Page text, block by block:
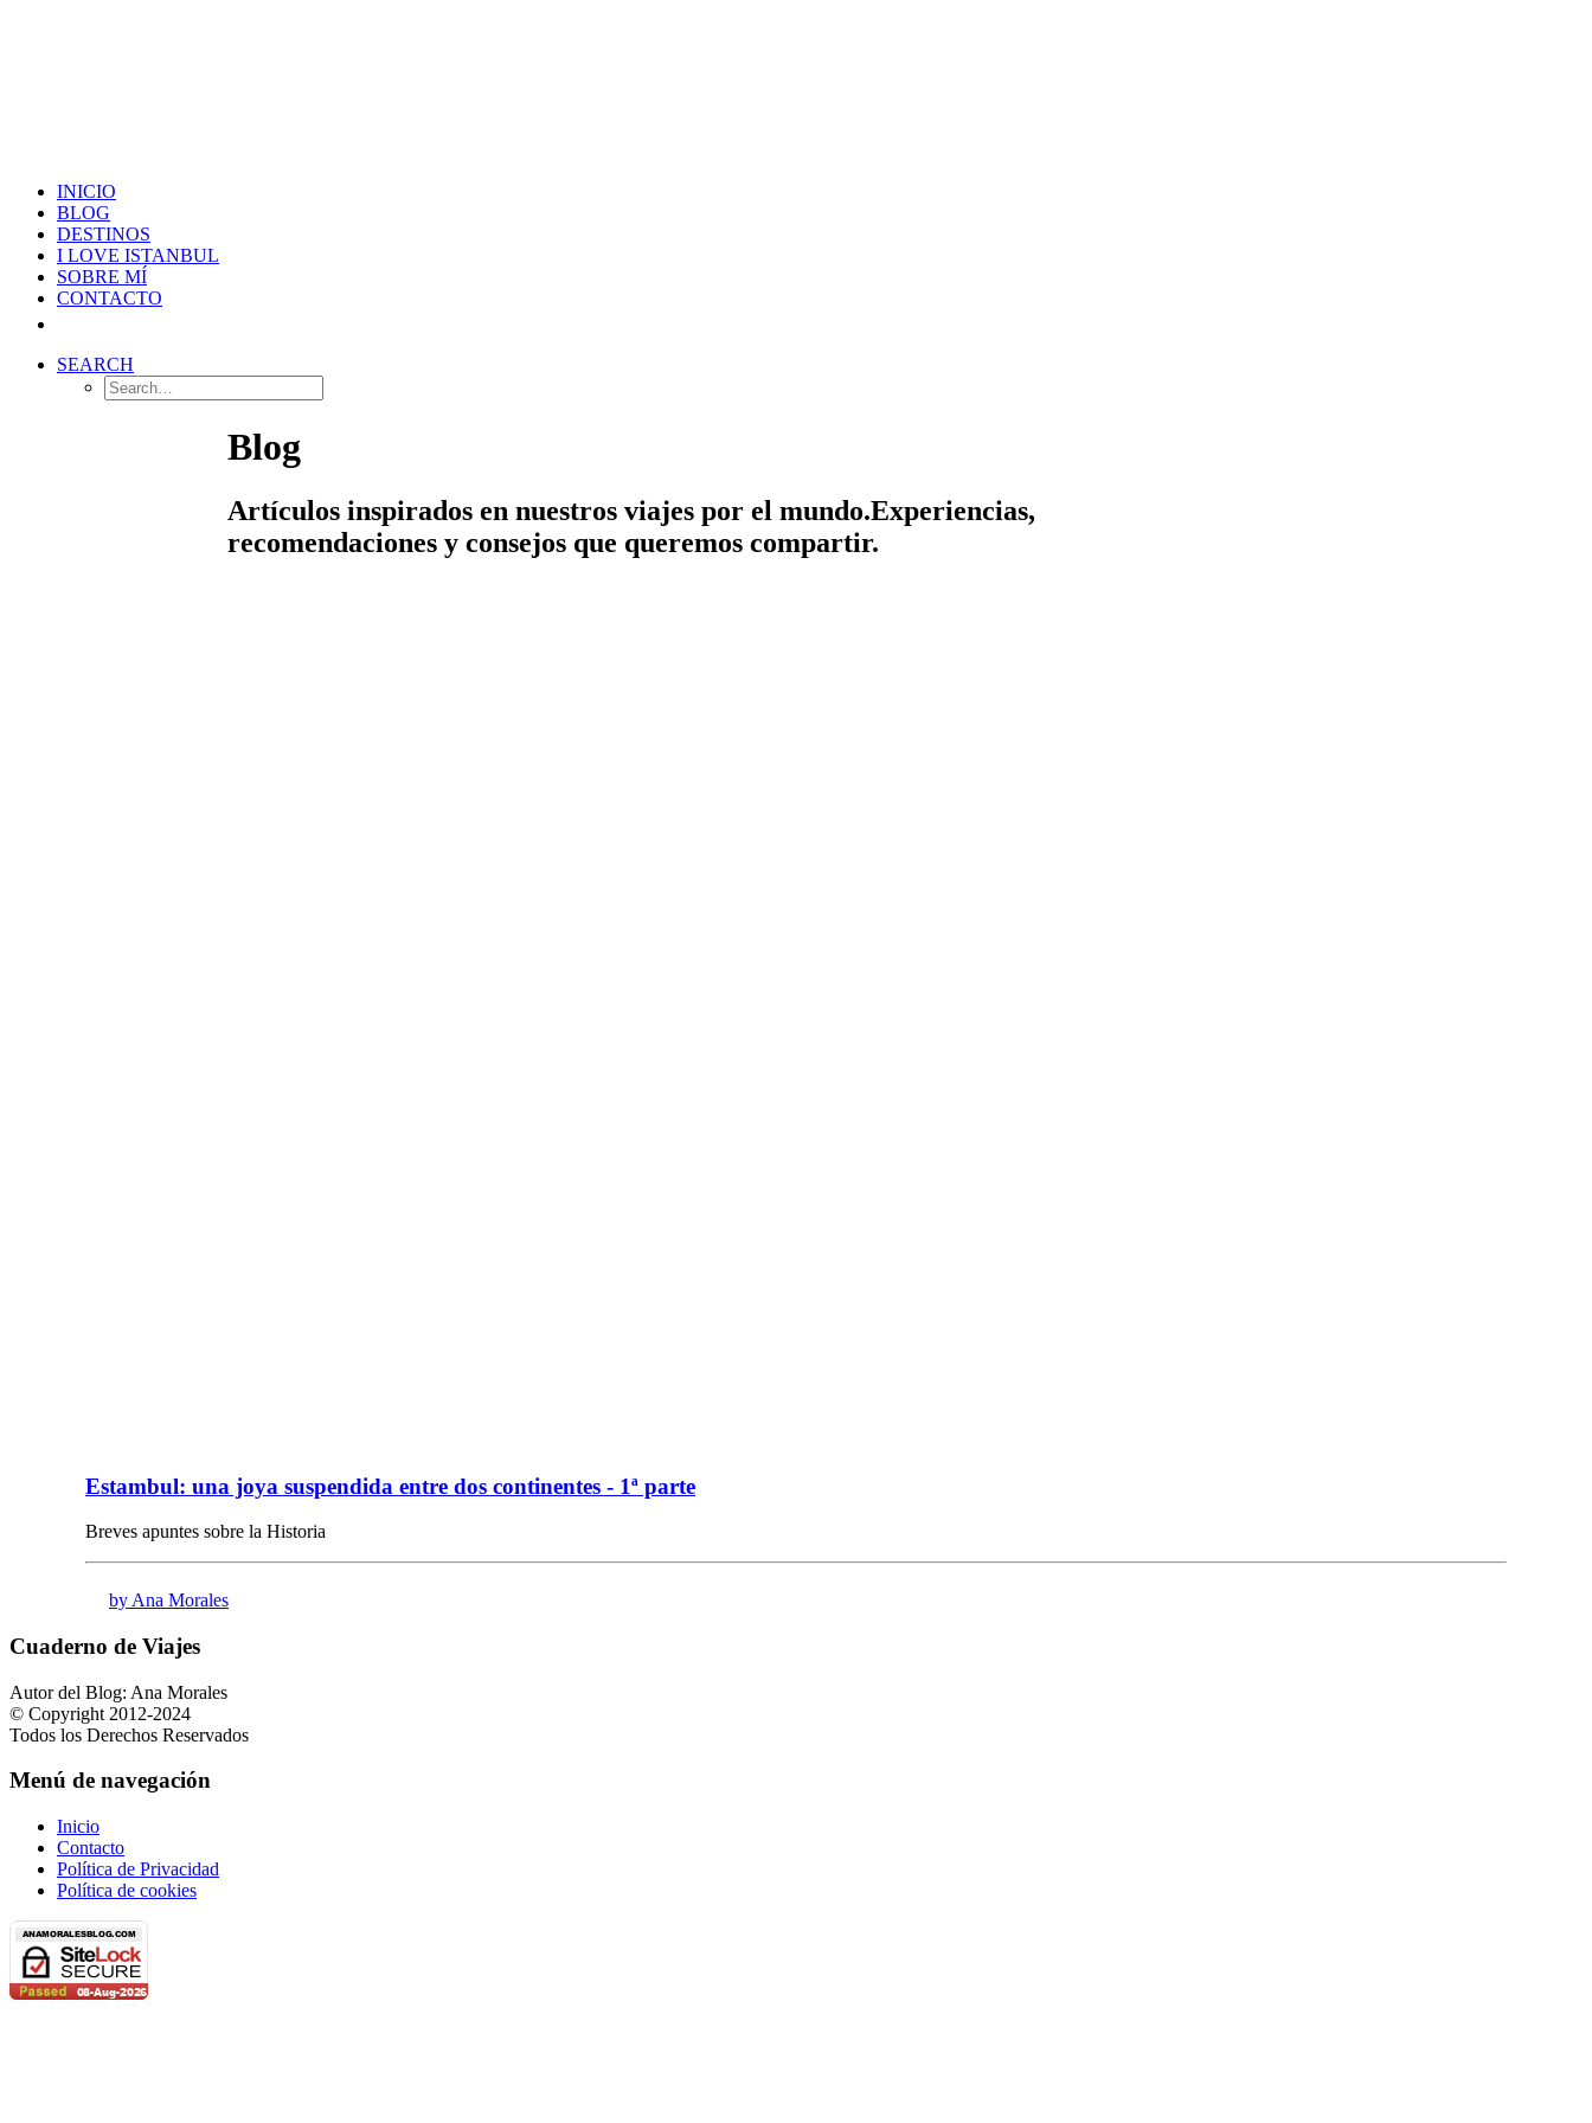
INICIO
BLOG
DESTINOS
I LOVE ISTANBUL
SOBRE MÍ
CONTACTO
SEARCH
Blog
Artículos inspirados en nuestros viajes por el mundo.Experiencias,
recomendaciones y consejos que queremos compartir.
Estambul: una joya suspendida entre dos continentes - 1ª parte
Breves apuntes sobre la Historia
by Ana Morales
Cuaderno de Viajes
Autor del Blog: Ana Morales
© Copyright 2012-2024
Todos los Derechos Reservados
Menú de navegación
Inicio
Contacto
Política de Privacidad
Política de cookies